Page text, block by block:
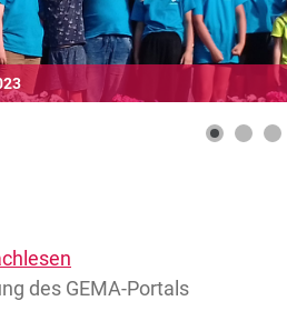
des GEMA-Portals